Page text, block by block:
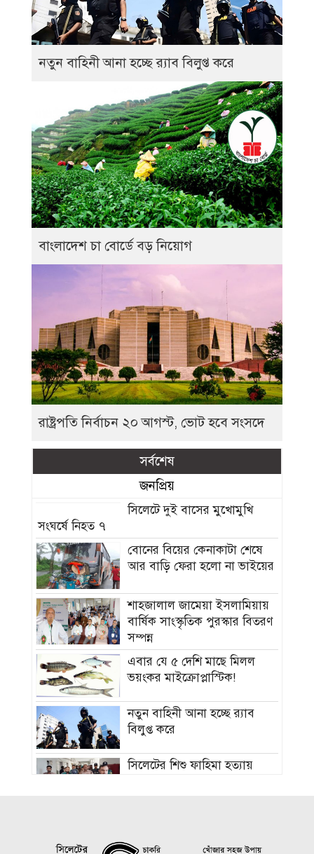
নতুন বাহিনী আনা হচ্ছে র‍্যাব বিলুপ্ত করে
বাংলাদেশ চা বোর্ডে বড় নিয়োগ
রাষ্ট্রপতি নির্বাচন ২০ আগস্ট, ভোট হবে সংসদে
সর্বশেষ
জনপ্রিয়
সিলেটে দুই বাসের মুখোমুখি
সংঘর্ষে নিহত ৭
বোনের বিয়ের কেনাকাটা শেষে
আর বাড়ি ফেরা হলো না ভাইয়ের
শাহজালাল জামেয়া ইসলামিয়ায়
বার্ষিক সাংস্কৃতিক পুরস্কার বিতরণ
সম্পন্ন
এবার যে ৫ দেশি মাছে মিলল
ভয়ংকর মাইক্রোপ্লাস্টিক!
নতুন বাহিনী আনা হচ্ছে র‍্যাব
বিলুপ্ত করে
সিলেটের শিশু ফাহিমা হত্যায়